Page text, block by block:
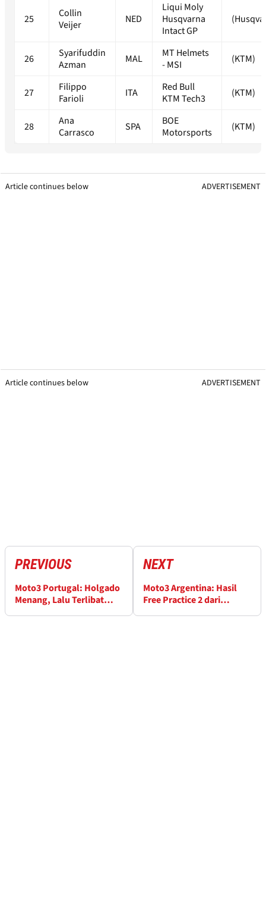
25
Collin
Veijer
NED
Liqui Moly
Husqvarna
Intact GP
26
Syarifuddin
Azman
MAL
MT Helmets
- MSI
(KTM)
27
Filippo
Farioli
ITA
Red Bull
KTM Tech3
(KTM)
28
Ana
Carrasco
SPA
BOE
Motorsports
(KTM)
Article continues below ADVERTISEMENT
Article continues below ADVERTISEMENT
PREVIOUS
Moto3 Portugal: Holgado
Menang, Lalu Terlibat
NEXT
Moto3 Argentina: Hasil
Free Practice 2 dari